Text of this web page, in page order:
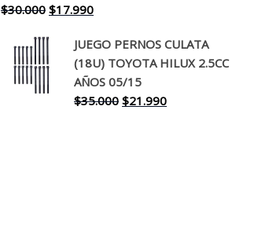
$30.000 El
original
era:
$30.000.
$17.990El
actual
es:
$17.990.
JUEGO PERNOS CULATA
(18U) TOYOTA HILUX 2.5CC
AÑOS 05/15
$35.000 El
$21.990El